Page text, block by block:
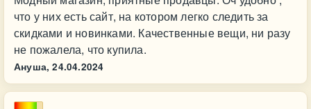
что у них есть сайт, на котором легко следить за
скидками и новинками. Качественные вещи, ни разу
не пожалела, что купила.
Ануша, 24.04.2024